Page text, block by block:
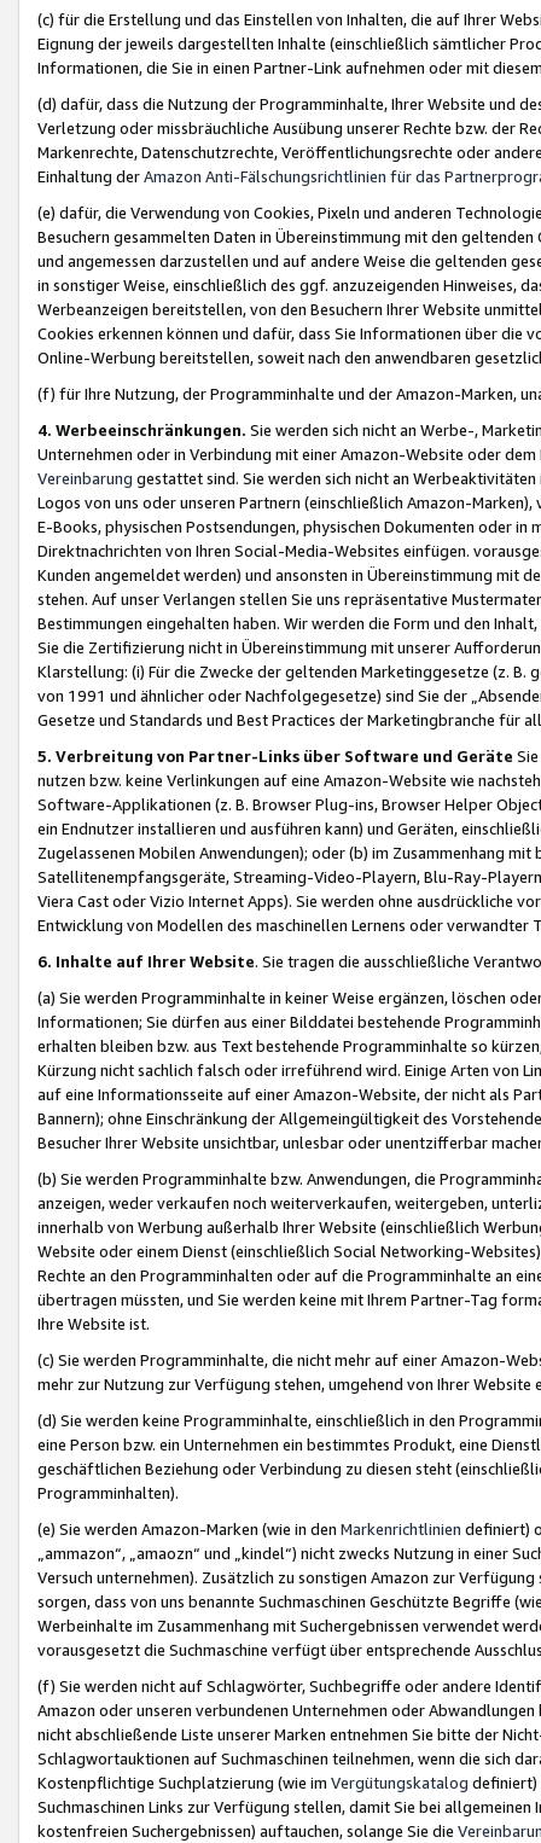
(c) für die Erstellung und das Einstellen von Inhalten, die auf Ihrer
Eignung der jeweils dargestellten Inhalte (einschließlich sämtlicher
Informationen, die Sie in einen Partner-Link aufnehmen oder mit
(d) dafür, dass die Nutzung der Programminhalte, Ihrer Website und
Verletzung oder missbräuchliche Ausübung unserer Rechte bzw. der
Markenrechte, Datenschutzrechte, Veröffentlichungsrechte oder
Einhaltung derAmazon Anti-Fälschungsrichtlinien für das
(e) dafür, die Verwendung von Cookies, Pixeln und anderen
Besuchern gesammelten Daten in Übereinstimmung mit den
und angemessen darzustellen und auf andere Weise die geltenden
in sonstiger Weise, einschließlich des ggf. anzuzeigenden Hinweises,
Werbeanzeigen bereitstellen, von den Besuchern Ihrer Website
Cookies erkennen können und dafür, dass Sie Informationen über die
Online-Werbung bereitstellen, soweit nach den anwendbaren
(f) für Ihre Nutzung, der Programminhalte und der Amazon-Marken,
4. Werbeeinschränkungen. Sie werden sich nicht an Werbe-,
Unternehmen oder in Verbindung mit einer Amazon-Website oder
Vereinbarung gestattet sind. Sie werden sich nicht an
Logos von uns oder unseren Partnern (einschließlich Amazon-
E-Books, physischen Postsendungen, physischen Dokumenten oder in
Direktnachrichten von Ihren Social-Media-Websites einfügen.
Kunden angemeldet werden) und ansonsten in Übereinstimmung mit
stehen. Auf unser Verlangen stellen Sie uns repräsentative
Bestimmungen eingehalten haben. Wir werden die Form und den
Sie die Zertifizierung nicht in Übereinstimmung mit unserer
Klarstellung: (i) Für die Zwecke der geltenden Marketinggesetze (z. B.
von 1991 und ähnlicher oder Nachfolgegesetze) sind Sie der
Gesetze und Standards und Best Practices der Marketingbranche für
5. Verbreitung von Partner-Links über Software und Geräte
nutzen bzw. keine Verlinkungen auf eine Amazon-Website wie
Software-Applikationen (z. B. Browser Plug-ins, Browser Helper
ein Endnutzer installieren und ausführen kann) und Geräten,
Zugelassenen Mobilen Anwendungen); oder (b) im Zusammenhang
Satellitenempfangsgeräte, Streaming-Video-Playern, Blu-Ray-
Viera Cast oder Vizio Internet Apps). Sie werden ohne ausdrückliche
Entwicklung von Modellen des maschinellen Lernens oder
6. Inhalte auf Ihrer Website. Sie tragen die ausschließliche
(a) Sie werden Programminhalte in keiner Weise ergänzen, löschen
Informationen; Sie dürfen aus einer Bilddatei bestehende
erhalten bleiben bzw. aus Text bestehende Programminhalte so
Kürzung nicht sachlich falsch oder irreführend wird. Einige Arten von
auf eine Informationsseite auf einer Amazon-Website, der nicht als
Bannern); ohne Einschränkung der Allgemeingültigkeit des
Besucher Ihrer Website unsichtbar, unlesbar oder unentzifferbar
(b) Sie werden Programminhalte bzw. Anwendungen, die
anzeigen, weder verkaufen noch weiterverkaufen, weitergeben,
innerhalb von Werbung außerhalb Ihrer Website (einschließlich
Website oder einem Dienst (einschließlich Social Networking-
Rechte an den Programminhalten oder auf die Programminhalte an
übertragen müssten, und Sie werden keine mit Ihrem Partner-Tag
Ihre Website ist.
(c) Sie werden Programminhalte, die nicht mehr auf einer Amazon-
mehr zur Nutzung zur Verfügung stehen, umgehend von Ihrer
(d) Sie werden keine Programminhalte, einschließlich in den
eine Person bzw. ein Unternehmen ein bestimmtes Produkt, eine
geschäftlichen Beziehung oder Verbindung zu diesen steht
Programminhalten).
(e) Sie werden Amazon-Marken (wie in den Markenrichtlinien definiert)
„ammazon“, „amaozn“ und „kindel“) nicht zwecks Nutzung in einer
Versuch unternehmen). Zusätzlich zu sonstigen Amazon zur
sorgen, dass von uns benannte Suchmaschinen Geschützte Begriffe
Werbeinhalte im Zusammenhang mit Suchergebnissen verwendet
vorausgesetzt die Suchmaschine verfügt über entsprechende
(f) Sie werden nicht auf Schlagwörter, Suchbegriffe oder andere
Amazon oder unseren verbundenen Unternehmen oder
nicht abschließende Liste unserer Marken entnehmen Sie bitte der
Schlagwortauktionen auf Suchmaschinen teilnehmen, wenn die sich
Kostenpflichtige Suchplatzierung (wie im Vergütungskatalog definiert)
Suchmaschinen Links zur Verfügung stellen, damit Sie bei
kostenfreien Suchergebnissen) auftauchen, solange Sie die